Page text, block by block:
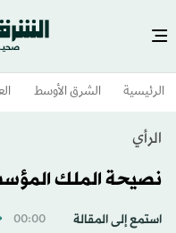
الرئيسية الشرق الأوسط​
الرأي
نصيحة الملك
استمع إلى المقالة 00:00